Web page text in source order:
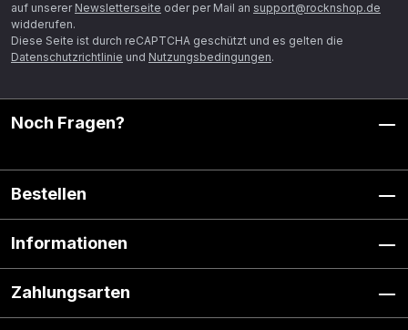
auf unserer Newsletterseite oder per Mail an support@rocknshop.de
widderufen.
Diese Seite ist durch reCAPTCHA geschützt und es gelten die
Datenschutzrichtlinie und Nutzungsbedingungen.
Noch Fragen?
Bestellen
Informationen
Zahlungsarten